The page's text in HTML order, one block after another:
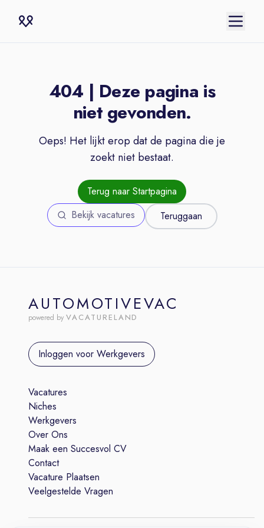
404 | Deze pagina is
niet gevonden.
Oeps! Het lijkt erop dat de pagina die je
zoekt niet bestaat.
Terug naar Startpagina
Bekijk vacatures
Teruggaan
AUTOMOTIVEVAC
powered by VACATURELAND
Inloggen voor Werkgevers
Vacatures
Niches
Werkgevers
Over Ons
Maak een Succesvol CV
Contact
Vacature Plaatsen
Veelgestelde Vragen